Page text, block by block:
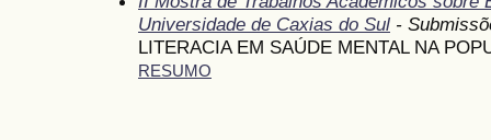
Universidade de Caxias do Sul -
LITERACIA EM SAÚDE MENTAL NA
RESUMO